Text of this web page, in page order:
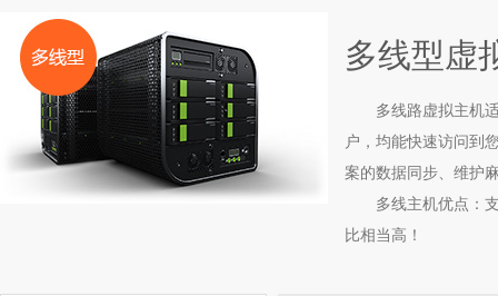
多线型虚
多线路虚拟主机
户，均能快速访问到
案的数据同步、维护
多线主机优点：
比相当高！